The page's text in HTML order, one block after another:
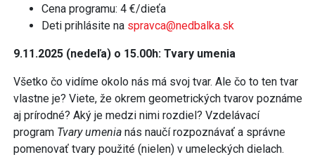
Cena programu: 4 €/dieťa
Deti prihlásite na spravca@nedbalka.sk
9.11.2025 (nedeľa) o 15.00h: Tvary umenia
Všetko čo vidíme okolo nás má svoj tvar. Ale čo to ten tvar
vlastne je? Viete, že okrem geometrických tvarov poznáme
aj prírodné? Aký je medzi nimi rozdiel? Vzdelávací
program Tvary umenia nás naučí rozpoznávať a správne
pomenovať tvary použité (nielen) v umeleckých dielach.